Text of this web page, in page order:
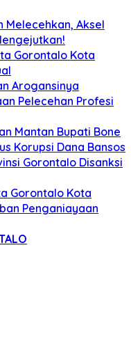
Melecehkan, Aksel
Gorontalo Kota
Arogansinya
Pelecehan Profesi
Mantan Bupati Bone
Korupsi Dana Bansos
Gorontalo Disanksi
Gorontalo Kota
Penganiayaan